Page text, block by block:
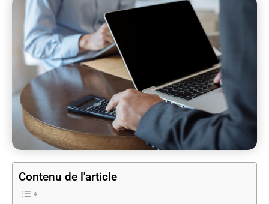
Contenu de l'article